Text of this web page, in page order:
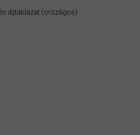
díjtáblázat (országos)